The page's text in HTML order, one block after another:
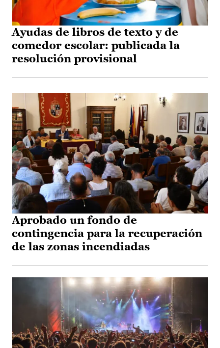
Ayudas de libros de texto y de
comedor escolar: publicada la
resolución provisional
Aprobado un fondo de
contingencia para la recuperación
de las zonas incendiadas